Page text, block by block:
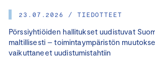
23.07.2026 / TIEDOTTEET
Pörssiyhtiöiden hallitukset uudistuvat
maltillisesti – toimintaympäristön
vaikuttaneet uudistumistahtiin